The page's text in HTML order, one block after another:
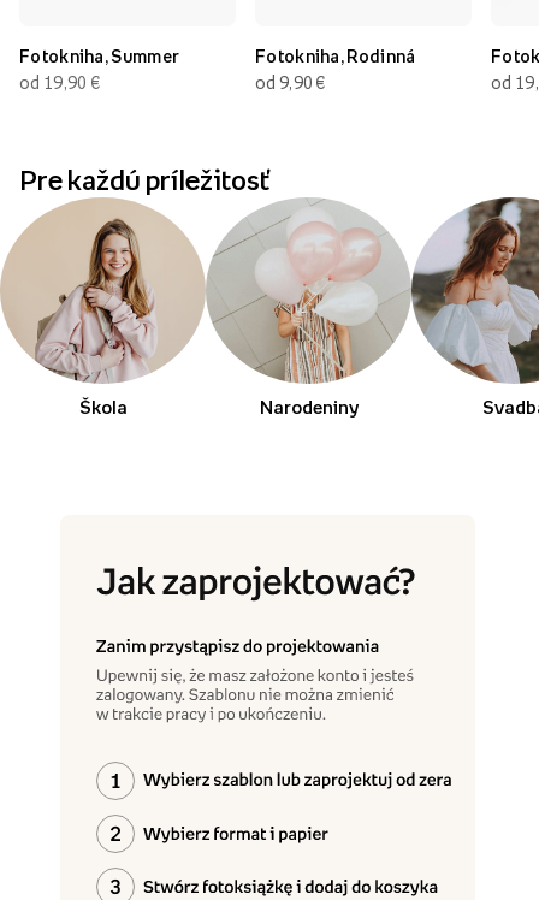
Fotokniha, Summer
od 19,90 €
Fotokniha, Rodinná
od 9,90 €
od
Pre každú príležitosť
Škola Narodeniny